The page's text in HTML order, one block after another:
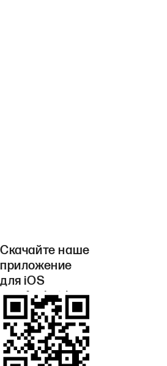
Скачайте наше
приложение
для iOS
или Android.